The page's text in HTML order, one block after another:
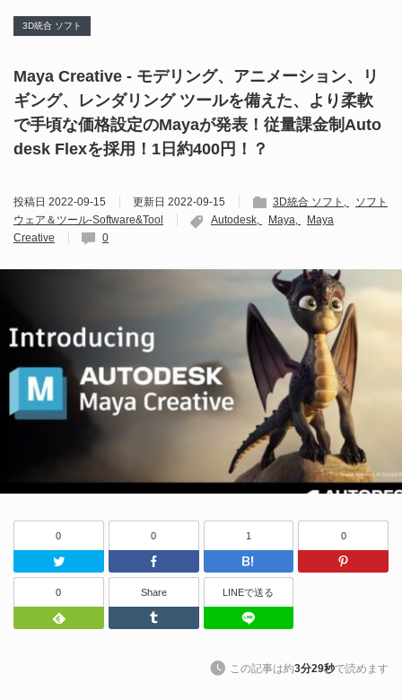
3D統合 ソフト
Maya Creative - モデリング、アニメーション、リ
ギング、レンダリング ツールを備えた、より柔軟
で手頃な価格設定のMayaが発表！従量課金制Auto
desk Flexを採用！1日約400円！？
投稿日 2022-09-15 更新日 2022-09-15 3D統合 ソフト
ソフト
ウェア＆ツール-Software&Tool
Autodesk Maya
Maya
Creative
0
0
Twitter
0
Facebook
1
はてなブッ
0
0
Feedly
Share
Tumblr
LINEで送る
この記事は約3分29秒で読めます